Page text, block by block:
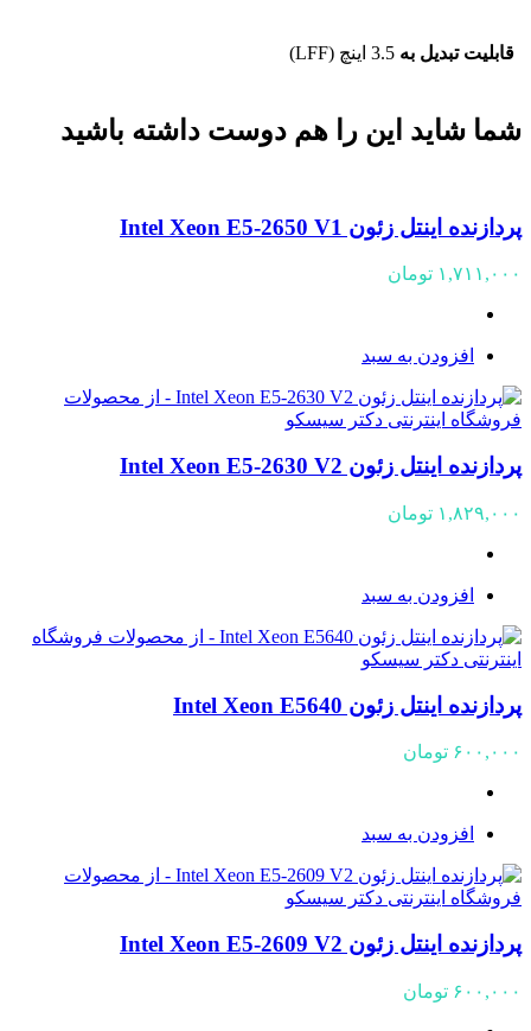
قابلیت تبدیل به 3.5 اینچ (LFF)
شما شاید این را هم دوست داشته باشید
پردازنده اینتل زئون Intel Xeon E5-2650 V1
۱,۷۱۱,۰۰۰ تومان
افزودن به سبد
پردازنده اینتل زئون Intel Xeon E5-2630 V2
۱,۸۲۹,۰۰۰ تومان
افزودن به سبد
پردازنده اینتل زئون Intel Xeon E5640
۶۰۰,۰۰۰ تومان
افزودن به سبد
پردازنده اینتل زئون Intel Xeon E5-2609 V2
۶۰۰,۰۰۰ تومان